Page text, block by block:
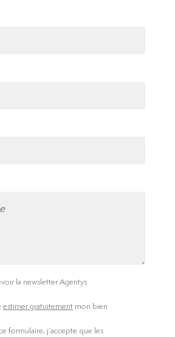
la newsletter Agentys
estimer gratuitement mon bien
formulaire, j’accepte que les